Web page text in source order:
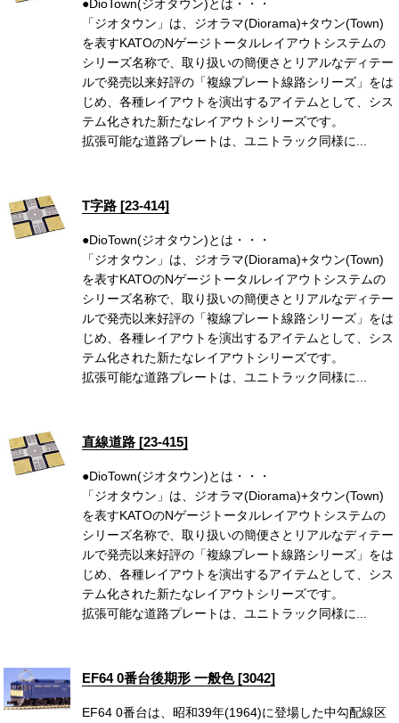
●DioTown(ジオタウン)とは・・・
「ジオタウン」は、ジオラマ(Diorama)+タウン(Town)
を表すKATOのNゲージトータルレイアウトシステムの
シリーズ名称で、取り扱いの簡便さとリアルなディテー
ルで発売以来好評の「複線プレート線路シリーズ」をは
じめ、各種レイアウトを演出するアイテムとして、シス
テム化された新たなレイアウトシリーズです。
拡張可能な道路プレートは、ユニトラック同様に...
T字路 [23-414]
●DioTown(ジオタウン)とは・・・
「ジオタウン」は、ジオラマ(Diorama)+タウン(Town)
を表すKATOのNゲージトータルレイアウトシステムの
シリーズ名称で、取り扱いの簡便さとリアルなディテー
ルで発売以来好評の「複線プレート線路シリーズ」をは
じめ、各種レイアウトを演出するアイテムとして、シス
テム化された新たなレイアウトシリーズです。
拡張可能な道路プレートは、ユニトラック同様に...
直線道路 [23-415]
●DioTown(ジオタウン)とは・・・
「ジオタウン」は、ジオラマ(Diorama)+タウン(Town)
を表すKATOのNゲージトータルレイアウトシステムの
シリーズ名称で、取り扱いの簡便さとリアルなディテー
ルで発売以来好評の「複線プレート線路シリーズ」をは
じめ、各種レイアウトを演出するアイテムとして、シス
テム化された新たなレイアウトシリーズです。
拡張可能な道路プレートは、ユニトラック同様に...
EF64 0番台後期形 一般色 [3042]
EF64 0番台は、昭和39年(1964)に登場した中勾配線区